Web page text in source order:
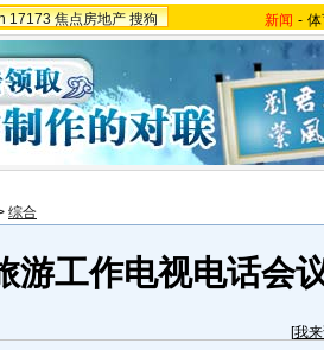
17173 焦点房地产 搜狗 新闻 -
综合
游工作电视电话会
[我